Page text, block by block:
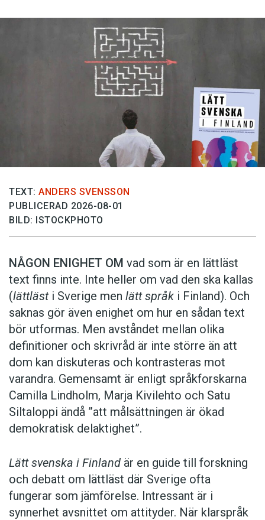
TEXT: ANDERS SVENSSON
PUBLICERAD 2026-08-01
BILD: ISTOCKPHOTO
NÅGON ENIGHET OM vad som är en lättläst
text finns inte. Inte heller om vad den ska kallas
(lättlästi Sverige men lätt språk i Finland). Och
saknas gör även enighet om hur en sådan text
bör utformas. Men avståndet mellan olika
definitioner och skrivråd är inte större än att
dom kan diskuteras och kontrasteras mot
varandra. Gemensamt är enligt språkforskarna
Camilla Lindholm, Marja Kivilehto och Satu
Siltaloppi ändå ”att målsättningen är ökad
demokratisk delaktighet”.
Lätt svenska i Finland är en guide till forskning
och debatt om lättläst där ­Sverige ofta
fungerar som jämförelse. ­Intressant är i
synnerhet ­avsnittet om attityder. När klar­språk